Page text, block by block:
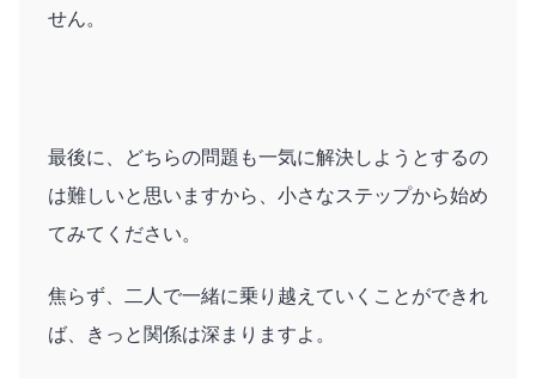
せん。
最後に、どちらの問題も一気に解決しようとするの
は難しいと思いますから、小さなステップから始め
てみてください。
焦らず、二人で一緒に乗り越えていくことができれ
ば、きっと関係は深まりますよ。